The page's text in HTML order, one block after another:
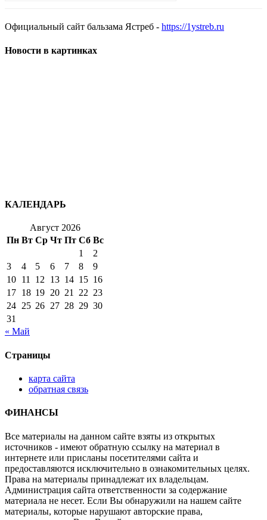
Официальный сайт бальзама Ястреб - https://1ystreb.ru
Новости в картинках
КАЛЕНДАРЬ
Август 2026
Пн Вт Ср Чт Пт Сб Вс
1
2
3
4 5 6 7 8
9
10 11 12 13 14 15 16
17 18 19 20 21 22 23
24 25 26 27 28 29 30
31
« Май
Страницы
карта сайта
обратная связь
ФИНАНСЫ
Все материалы на данном сайте взяты из открытых
источников - имеют обратную ссылку на материал в
интернете или присланы посетителями сайта и
предоставляются исключительно в ознакомительных целях.
Права на материалы принадлежат их владельцам.
Администрация сайта ответственности за содержание
материала не несет. Если Вы обнаружили на нашем сайте
материалы, которые нарушают авторские права,